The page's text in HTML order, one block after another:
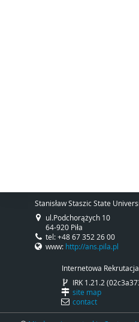
Stanisław Staszic State
ul.Podchorążych 10
64-920 Piła
tel: +48 67 352 26 00
www: http://ans.pila.pl
Internetowa
IRK 1.21.2
site map
contact